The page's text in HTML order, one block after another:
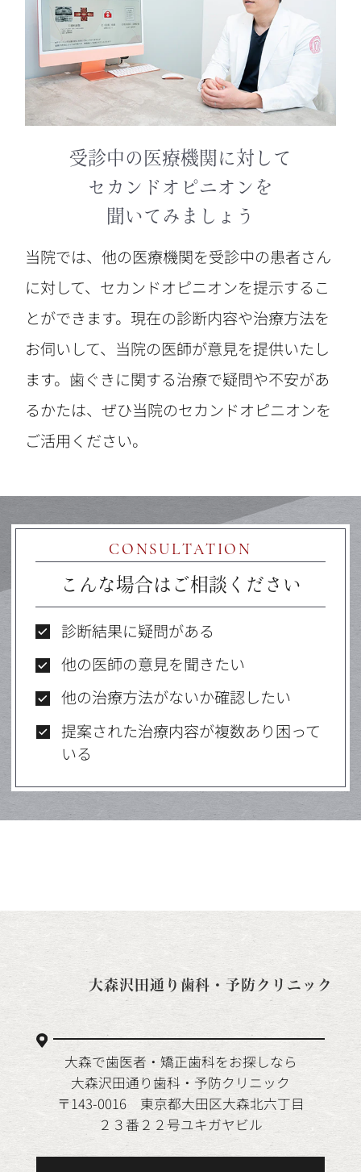
受診中の医療機関に対して
セカンドオピニオンを
聞いてみましょう
当院では、他の医療機関を受診中の患者さん
に対して、セカンドオピニオンを提示するこ
とができます。現在の診断内容や治療方法を
お伺いして、当院の医師が意見を提供いたし
ます。歯ぐきに関する治療で疑問や不安があ
るかたは、ぜひ当院のセカンドオピニオンを
ご活用ください。
CONSULTATION
こんな場合はご相談ください
診断結果に疑問がある
他の医師の意見を聞きたい
他の治療方法がないか確認したい
提案された治療内容が複数あり困って
いる
大森沢田通り歯科・予防クリニック
大森で歯医者・矯正歯科をお探しなら
大森沢田通り歯科・予防クリニック
〒143-0016 東京都大田区大森北六丁目
２３番２２号ユキガヤビル